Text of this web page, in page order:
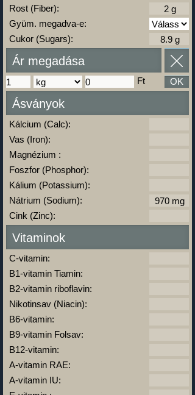
Rost (Fiber):
Gyüm. megadva-e:
Cukor (Sugars):
Ár megadása
Ft OK
Ásványok
Kálcium (Calc):
Vas (Iron):
Magnézium :
Foszfor (Phosphor):
Kálium (Potassium):
Nátrium (Sodium):
Cink (Zinc):
Vitaminok
C-vitamin:
B1-vitamin Tiamin:
B2-vitamin riboflavin:
Nikotinsav (Niacin):
B6-vitamin:
B9-vitamin Folsav:
B12-vitamin:
A-vitamin RAE:
A-vitamin IU: